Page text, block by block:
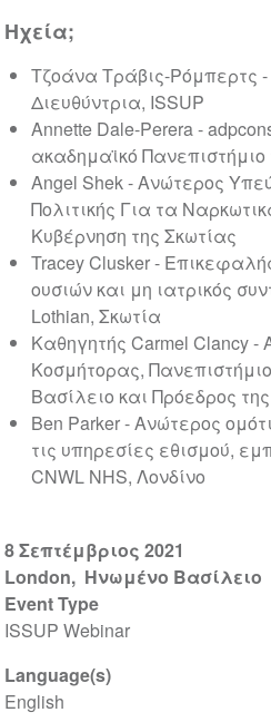
8 Σεπτέμβριος 2021
London
Ηνωμένο Βασίλειο
Event Type
ISSUP Webinar
Language(s)
English
Ηχεία;
Τζοάνα Τράβις-Ρόμπερτς -
Διευθύντρια, ISSUP
Annette Dale-Perera -
ακαδημαϊκό
Angel Shek - Ανώτερος
Πολιτικής Για τα
Κυβέρνηση της Σκωτίας
Tracey Clusker -
ουσιών και μη ιατρικός
Lothian, Σκωτία
Καθηγητής Carmel Clancy -
Κοσμήτορας,
Βασίλειο και Πρόεδρος
Ben Parker - Ανώτερος
τις υπηρεσίες εθισμού,
CNWL NHS, Λονδίνο